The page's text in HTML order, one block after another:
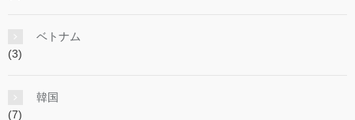
ベトナム
(3)
韓国
(7)